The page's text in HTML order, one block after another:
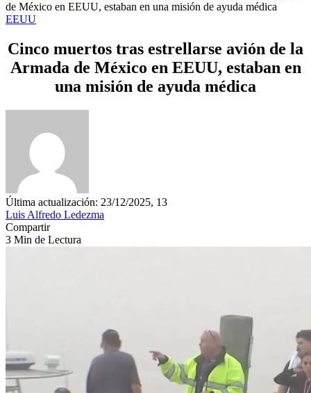
de México en EEUU, estaban en una misión de ayuda médica
EEUU
Cinco muertos tras estrellarse avión de la
Armada de México en EEUU, estaban en
una misión de ayuda médica
Última actualización: 23/12/2025, 13
Luis Alfredo Ledezma
Compartir
3 Min de Lectura